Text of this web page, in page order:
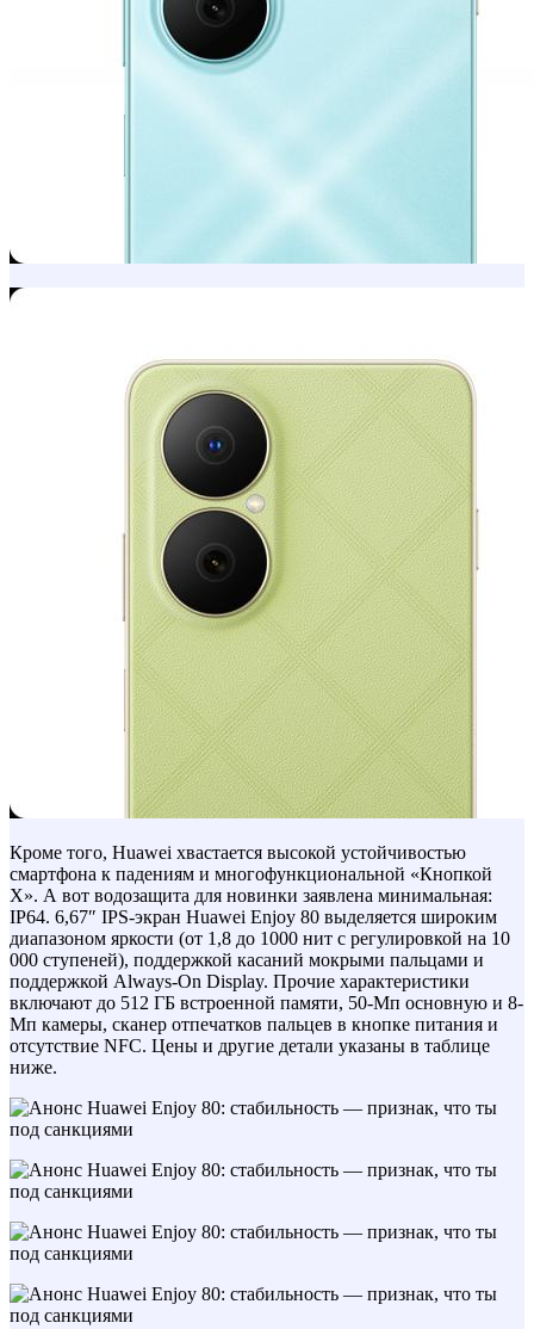
Кроме того, Huawei хвастается высокой устойчивостью
смартфона к падениям и многофункциональной «Кнопкой
X». А вот водозащита для новинки заявлена минимальная:
IP64. 6,67″ IPS-экран Huawei Enjoy 80 выделяется широким
диапазоном яркости (от 1,8 до 1000 нит с регулировкой на 10
000 ступеней), поддержкой касаний мокрыми пальцами и
поддержкой Always-On Display. Прочие характеристики
включают до 512 ГБ встроенной памяти, 50-Мп основную и 8-
Мп камеры, сканер отпечатков пальцев в кнопке питания и
отсутствие NFC. Цены и другие детали указаны в таблице
ниже.